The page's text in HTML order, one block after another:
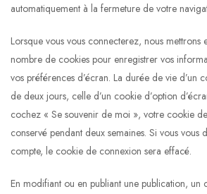
automatiquement à la fermeture de votre
Lorsque vous vous connecterez, nous mettrons
nombre de cookies pour enregistrer vos
vos préférences d’écran. La durée de vie d’un
de deux jours, celle d’un cookie d’option
cochez « Se souvenir de moi », votre cookie
conservé pendant deux semaines. Si vous vous
compte, le cookie de connexion sera effacé.
En modifiant ou en publiant une publication, un